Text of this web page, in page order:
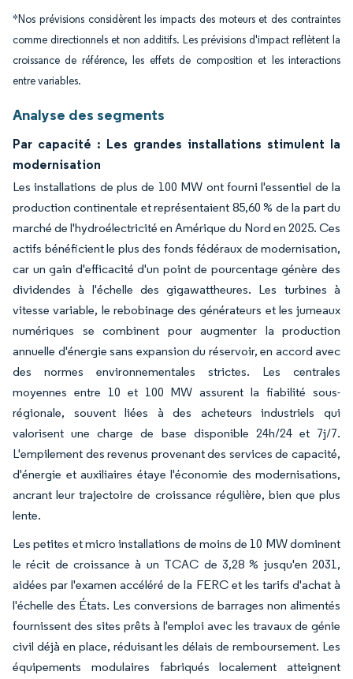
*Nos prévisions considèrent les impacts des moteurs et des contraintes
comme directionnels et non additifs. Les prévisions d'impact reflètent la
croissance de référence, les effets de composition et les interactions
entre variables.
Analyse des segments
Par capacité : Les grandes installations stimulent la
modernisation
Les installations de plus de 100 MW ont fourni l'essentiel de la
production continentale et représentaient 85,60 % de la part du
marché de l'hydroélectricité en Amérique du Nord en 2025. Ces
actifs bénéficient le plus des fonds fédéraux de modernisation,
car un gain d'efficacité d'un point de pourcentage génère des
dividendes à l'échelle des gigawattheures. Les turbines à
vitesse variable, le rebobinage des générateurs et les jumeaux
numériques se combinent pour augmenter la production
annuelle d'énergie sans expansion du réservoir, en accord avec
des normes environnementales strictes. Les centrales
moyennes entre 10 et 100 MW assurent la fiabilité sous-
régionale, souvent liées à des acheteurs industriels qui
valorisent une charge de base disponible 24h/24 et 7j/7.
L'empilement des revenus provenant des services de capacité,
d'énergie et auxiliaires étaye l'économie des modernisations,
ancrant leur trajectoire de croissance régulière, bien que plus
lente.
Les petites et micro installations de moins de 10 MW dominent
le récit de croissance à un TCAC de 3,28 % jusqu'en 2031,
aidées par l'examen accéléré de la FERC et les tarifs d'achat à
l'échelle des États. Les conversions de barrages non alimentés
fournissent des sites prêts à l'emploi avec les travaux de génie
civil déjà en place, réduisant les délais de remboursement. Les
équipements modulaires fabriqués localement atteignent